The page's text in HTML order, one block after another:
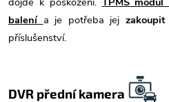
balení a je potřeba jej zakoupit
příslušenství.
DVR přední kamera